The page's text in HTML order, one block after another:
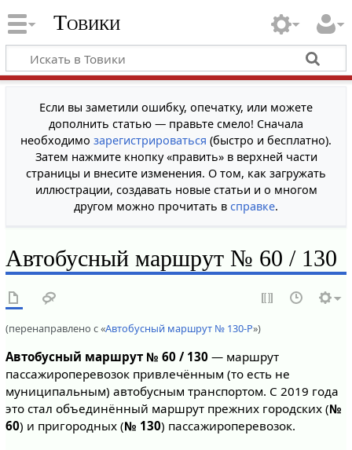
Товики
Если вы заметили ошибку, опечатку, или можете
дополнить статью — правьте смело! Сначала
необходимо зарегистрироваться (быстро и бесплатно).
Затем нажмите кнопку «править» в верхней части
страницы и внесите изменения. О том, как загружать
иллюстрации, создавать новые статьи и о многом
другом можно прочитать в справке.
Автобусный маршрут № 60 / 130
(перенаправлено с «Автобусный маршрут № 130-Р»)
Автобусный маршрут № 60 / 130— маршрут
пассажироперевозок привлечённым (то есть не
муниципальным) автобусным транспортом. С 2019 года
это стал объединённый маршрут прежних городских (№
60) и пригородных (№ 130) пассажироперевозок.